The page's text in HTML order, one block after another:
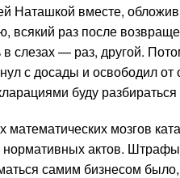
Наташкой вместе,
раз после
в слезах — раз, другой.
с досады и освободил от
буду
мозгов
актов.
самим бизнесом